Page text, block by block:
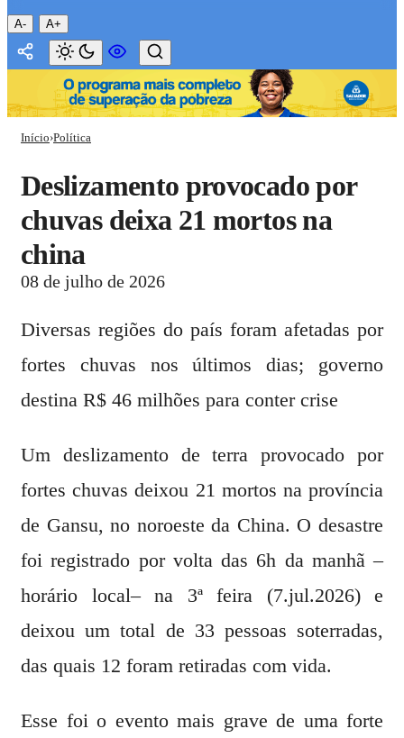
A- A+
Início›Política
deslizamento provocado por
chuvas deixa 21 mortos na
china
08 de julho de 2026
Diversas regiões do país foram afetadas por
fortes chuvas nos últimos dias; governo
destina R$ 46 milhões para conter crise
Um deslizamento de terra provocado por
fortes chuvas deixou 21 mortos na província
de Gansu, no noroeste da China. O desastre
foi registrado por volta das 6h da manhã –
horário local– na 3ª feira (7.jul.2026) e
deixou um total de 33 pessoas soterradas,
das quais 12 foram retiradas com vida.
Esse foi o evento mais grave de uma forte